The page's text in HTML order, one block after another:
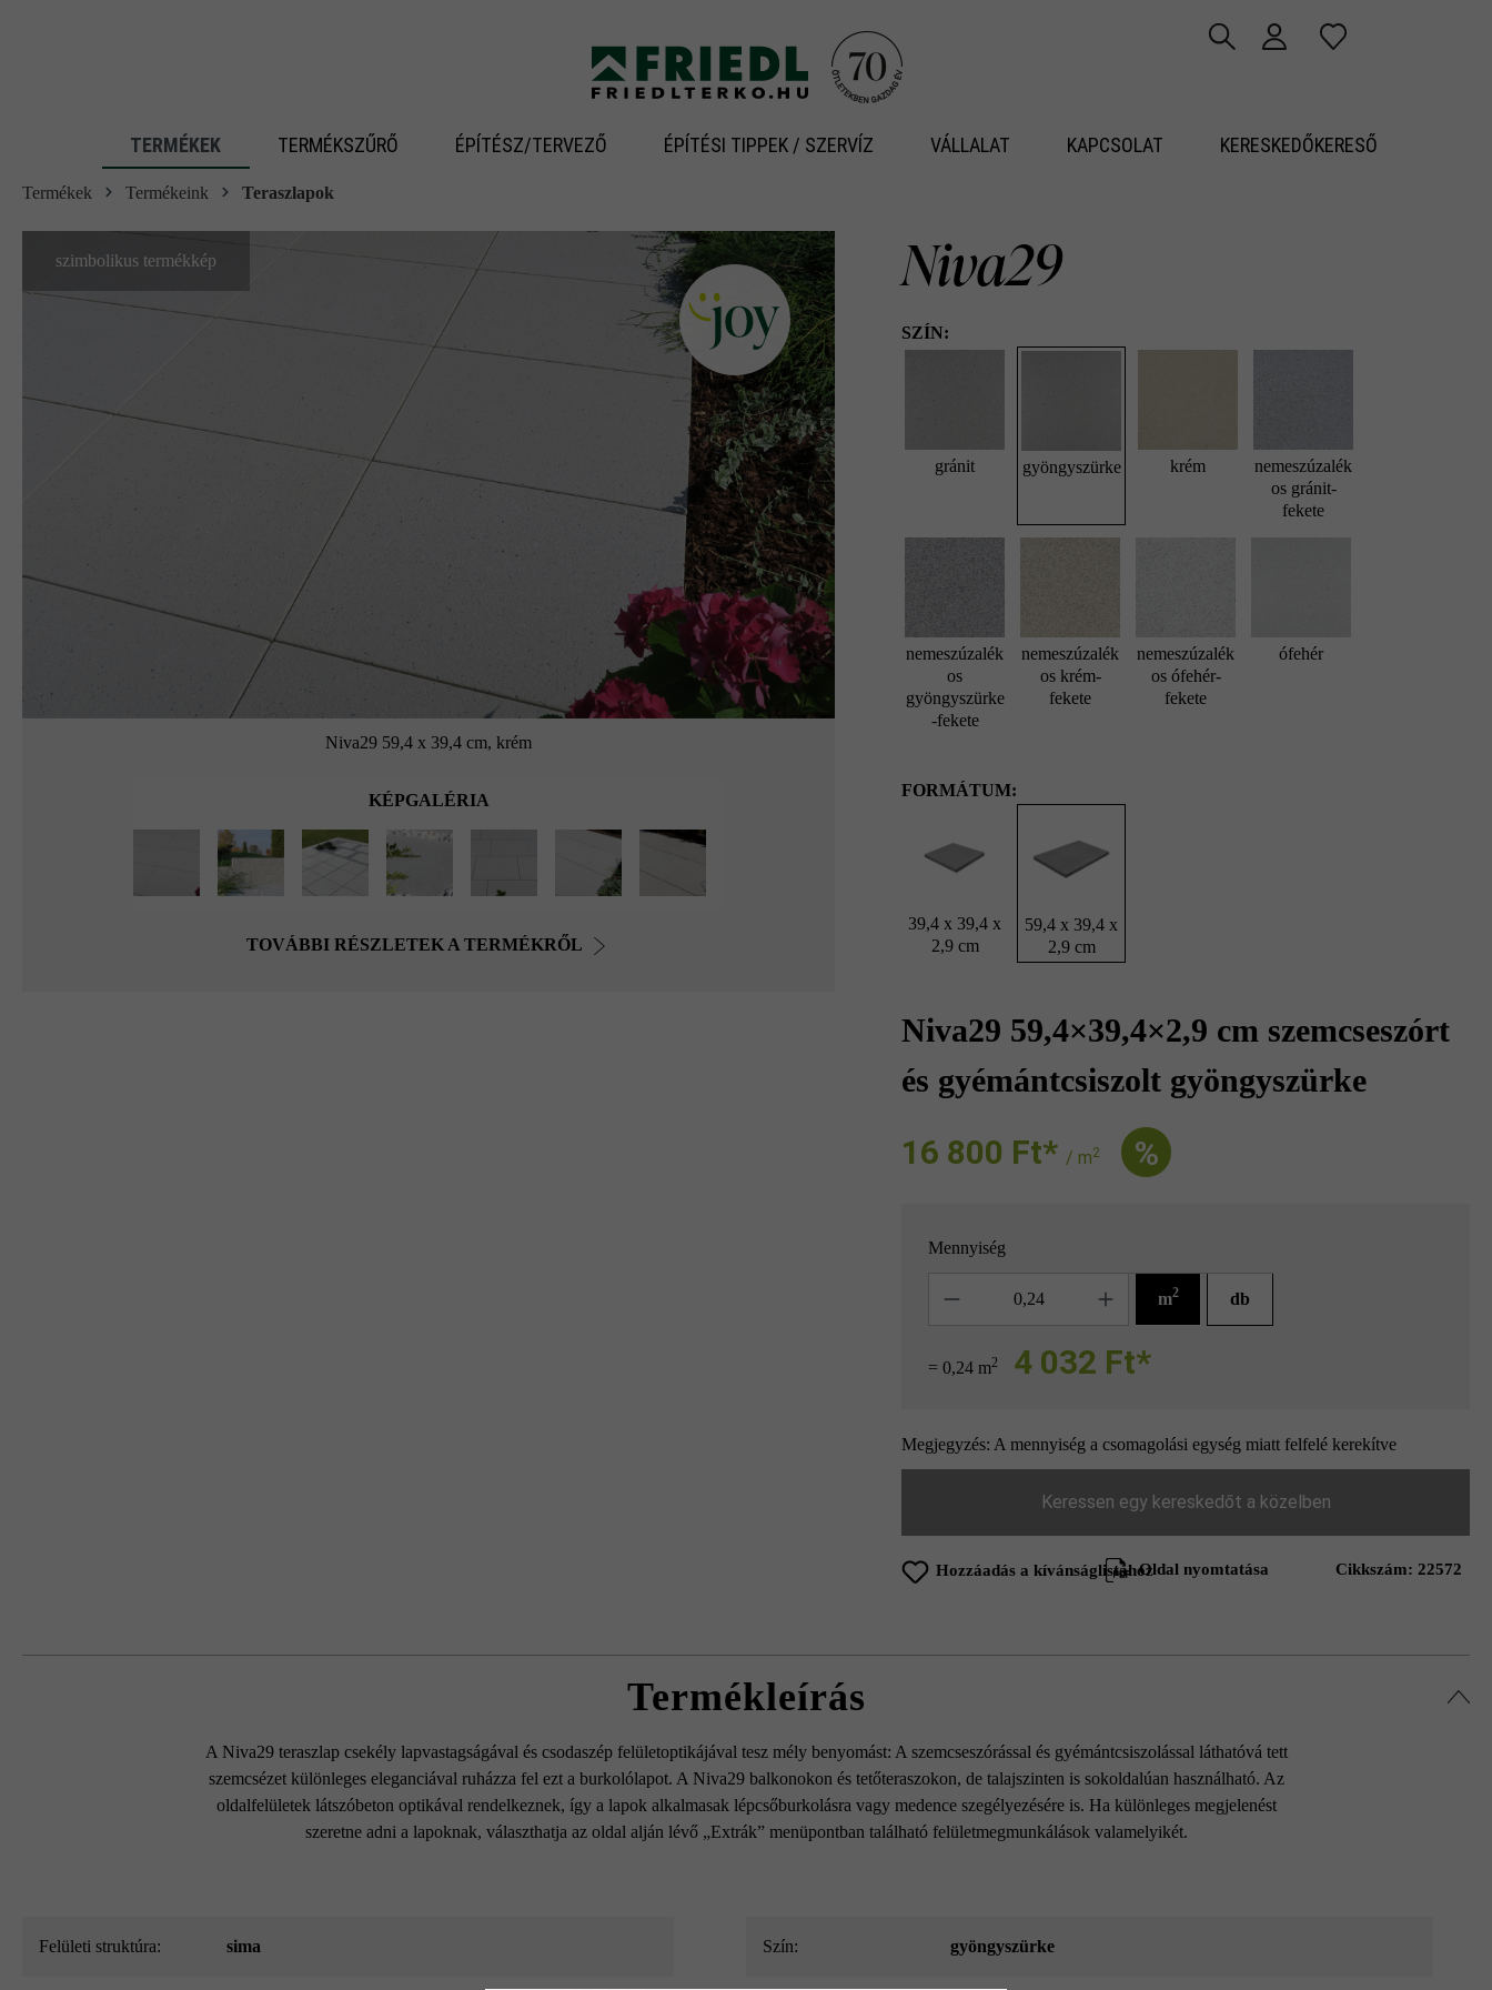
TERMÉKEK TERMÉKSZŰRŐ ÉPÍTÉSZ/TERVEZŐ ÉPÍTÉSI TIPPEK / SZERVÍZ VÁLLALAT KAPCSOLAT KERESKEDŐKERESŐ
Termékek Termékeink Teraszlapok
Niva29 59,4 x 39,4 cm, krém
szimbolikus termékkép
KÉPGALÉRIA
TOVÁBBI RÉSZLETEK A TERMÉKRŐL
Niva29
SZÍN:
gránit gyöngyszürke krém
nemeszúzalék
os gránit-
fekete
nemeszúzalék
os
gyöngyszürke
-fekete
nemeszúzalék
os krém-
fekete
nemeszúzalék
os ófehér-
fekete
ófehér
FORMÁTUM:
39,4 x 39,4 x
2,9 cm
59,4 x 39,4 x
2,9 cm
Niva29 59,4×39,4×2,9 cm szemcseszórt
és gyémántcsiszolt gyöngyszürke
16 800 Ft‎‎‎*/ m2 %
Mennyiség
m2 db
= 0,24 m2 4 032 Ft*
Megjegyzés: A mennyiség a csomagolási egység miatt felfelé kerekítve
Keressen egy kereskedőt a közelben
Hozzáadás a kívánságlistáhozOldal nyomtatása Cikkszám: 22572
Termékleírás
A Niva29 teraszlap csekély lapvastagságával és csodaszép felületoptikájával tesz mély benyomást: A szemcseszórással és gyémántcsiszolással láthatóvá tett
szemcsézet különleges eleganciával ruházza fel ezt a burkolólapot. A Niva29 balkonokon és tetőteraszokon, de talajszinten is sokoldalúan használható. Az
oldalfelületek látszóbeton optikával rendelkeznek, így a lapok alkalmasak lépcsőburkolásra vagy medence szegélyezésére is. Ha különleges megjelenést
szeretne adni a lapoknak, választhatja az oldal alján lévő „Extrák” menüpontban található felületmegmunkálások valamelyikét.
Felületi struktúra: sima Szín: gyöngyszürke